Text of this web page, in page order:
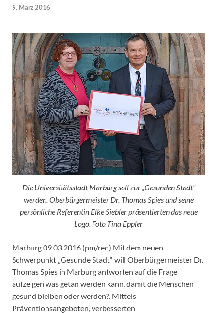
9. März 2016
Die Universitätsstadt Marburg soll zur „Gesunden Stadt“
werden. Oberbürgermeister Dr. Thomas Spies und seine
persönliche Referentin Elke Siebler präsentierten das neue
Logo. Foto Tina Eppler
Marburg 09.03.2016 (pm/red) Mit dem neuen
Schwerpunkt „Gesunde Stadt“ will Oberbürgermeister Dr.
Thomas Spies in Marburg antworten auf die Frage
aufzeigen was getan werden kann, damit die Menschen
gesund bleiben oder werden?. Mittels
Präventionsangeboten, verbesserten